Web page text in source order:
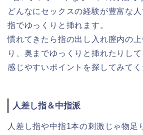
どんなにセックスの経験が豊富な
指でゆっくりと挿れます。
慣れてきたら指の出し入れ膣内の
り、奥までゆっくりと挿れたりして
感じやすいポイントを探してみてく
人差し指＆中指派
人差し指や中指1本の刺激じゃ物足